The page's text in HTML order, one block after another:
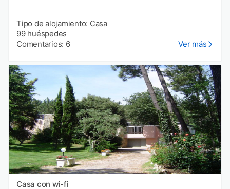
Tipo de alojamiento: Casa
99 huéspedes
Comentarios: 6
Ver más
Casa con wi-fi